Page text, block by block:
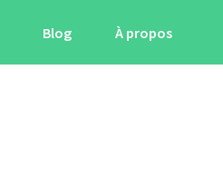
Blog À propos